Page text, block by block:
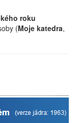
roku
(Moje katedra,